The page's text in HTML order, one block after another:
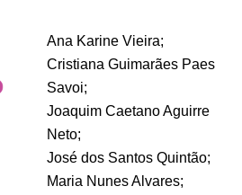
Ana Karine Vieira;
Cristiana Guimarães Paes
Savoi;
Joaquim Caetano Aguirre
Neto;
José dos Santos Quintão;
Maria Nunes Alvares;